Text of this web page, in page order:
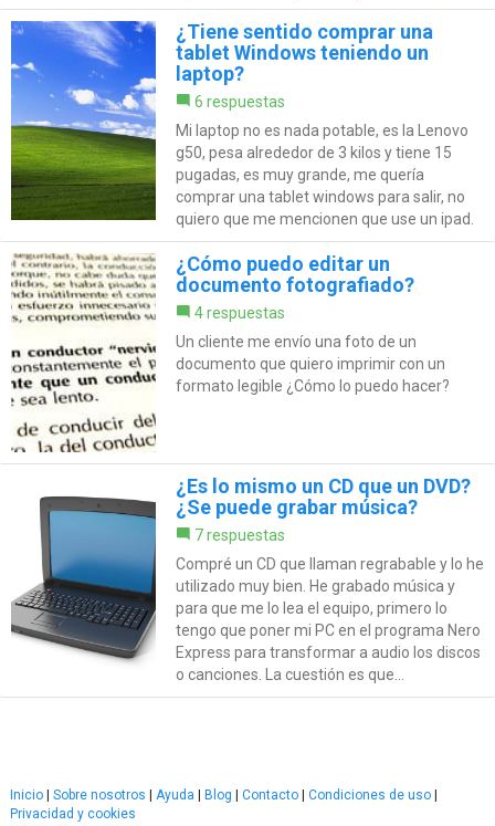
¿Tiene sentido comprar una
tablet Windows teniendo un
laptop?
6 respuestas
Mi laptop no es nada potable, es la Lenovo
g50, pesa alrededor de 3 kilos y tiene 15
pugadas, es muy grande, me quería
comprar una tablet windows para salir, no
quiero que me mencionen que use un ipad.
¿Cómo puedo editar un
documento fotografiado?
4 respuestas
Un cliente me envío una foto de un
documento que quiero imprimir con un
formato legible ¿Cómo lo puedo hacer?
¿Es lo mismo un CD que un DVD?
¿Se puede grabar música?
7 respuestas
Compré un CD que llaman regrabable y lo he
utilizado muy bien. He grabado música y
para que me lo lea el equipo, primero lo
tengo que poner mi PC en el programa Nero
Express para transformar a audio los discos
o canciones. La cuestión es que...
Inicio Sobre nosotros Ayuda Blog Contacto Condiciones de uso
Privacidad y cookies